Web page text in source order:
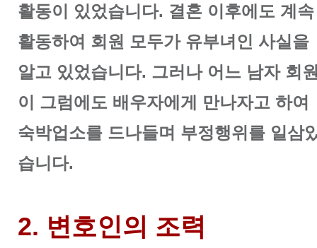
활동이 있었습니다. 결혼 이후에도 계속
활동하여 회원 모두가 유부녀인 사실을
알고 있었습니다. 그러나 어느 남자 회
이 그럼에도 배우자에게 만나자고 하여
숙박업소를 드나들며 부정행위를 일삼
습니다.
2. 변호인의 조력